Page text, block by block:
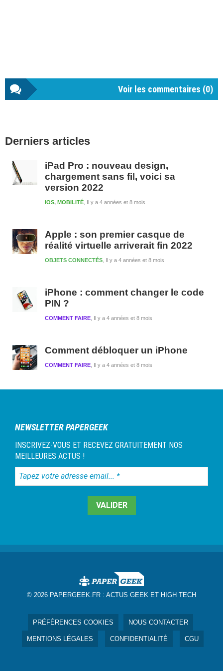
Voir les commentaires (0)
latérale
Derniers articles
iPad Pro : nouveau design,
chargement sans fil, voici sa
version 2022
Il y a 4 années et 8 mois
IOS, MOBILITÉ
Apple : son premier casque de
réalité virtuelle arriverait fin 2022
Il y a 4 années et 8 mois
OBJETS CONNECTÉS
iPhone : comment changer le code
PIN ?
Il y a 4 années et 8 mois
COMMENT FAIRE
Comment débloquer un iPhone
Il y a 4 années et 8 mois
COMMENT FAIRE
NEWSLETTER PAPERGEEK
INSCRIVEZ-VOUS ET RECEVEZ GRATUITEMENT NOS
MEILLEURES ACTUS !
Tapez
votre
© 2026 PAPERGEEK.FR : ACTUS GEEK ET HIGH TECH
PRÉFÉRENCES COOKIES NOUS CONTACTER
MENTIONS LÉGALES CONFIDENTIALITÉ CGU